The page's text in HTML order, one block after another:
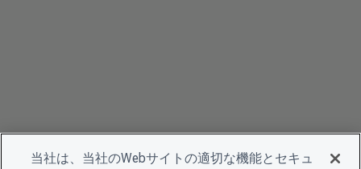
当社は、当社のWebサイトの適切な機能とセキュ